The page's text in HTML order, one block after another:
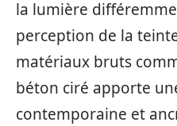
la lumière
perception de la
matériaux bruts
béton ciré apporte
contemporaine et